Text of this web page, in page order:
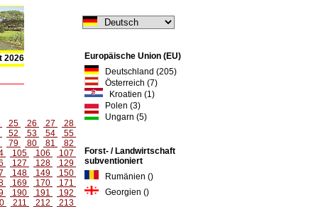
2026
Europäische Union (EU)
Deutschland (205)
Österreich (7)
Kroatien (1)
Polen (3)
Ungarn (5)
Forst- / Landwirtschaft
subventioniert
Rumänien ()
Georgien ()
25 26 27
28
52 53 54
55
79 80 81
82
105 106
107
127 128
129
148 149
150
169 170
171
190 191
192
211 212
213